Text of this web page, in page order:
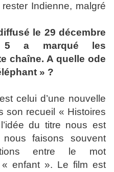
Indienne, malgré
le 29 décembre
5 a marqué les
chaîne. A quelle ode
» ?
celui d’une nouvelle
son recueil « Histoires
du titre nous est
faisons souvent
entre le mot
enfant ». Le film est